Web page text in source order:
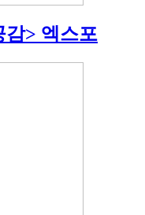
감> 엑스포